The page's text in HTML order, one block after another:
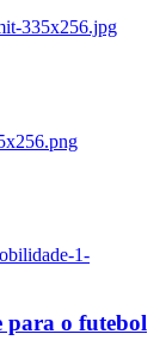
335x256.jpg
1-
para o futebol